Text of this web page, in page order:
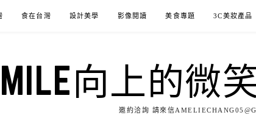
食在台灣 設計美學 影像閱讀 美食專題 3C美妝產品
向上的微
邀約洽詢 請來信